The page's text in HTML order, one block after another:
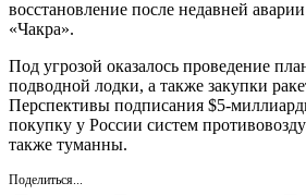
восстановление после недавней
«Чакра».
Под угрозой оказалось проведение
подводной лодки, а также закупки
Перспективы подписания $5-
покупку у России систем
также туманны.
Поделиться...